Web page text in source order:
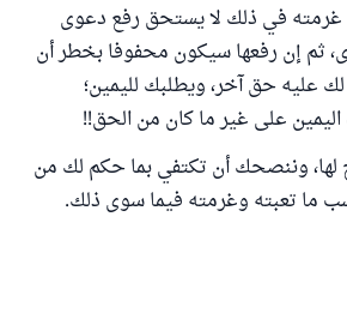
غرمته في ذلك لا يستحق رفع دعوى
ثم إن رفعها سيكون محفوفا بخطر أن
عليه حق آخر، ويطلبك لليمين؛
على غير ما كان من الحق!!
لها، وننصحك أن تكتفي بما حكم لك من
ما تعبته وغرمته فيما سوى ذلك.